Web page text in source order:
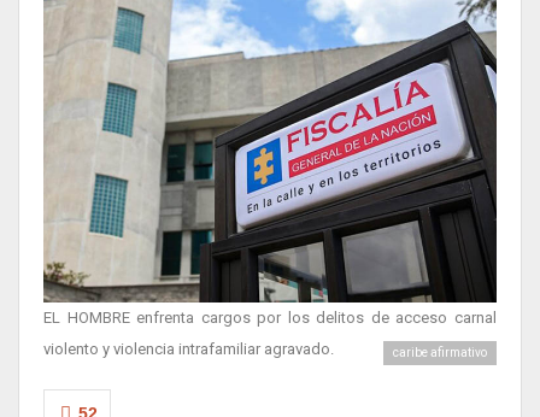
EL HOMBRE enfrenta cargos por los delitos de acceso carnal
violento y violencia intrafamiliar agravado.
caribe afirmativo